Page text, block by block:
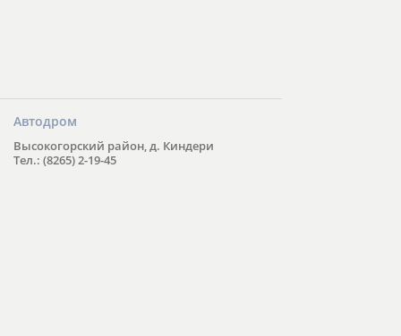
Автодром
Высокогорский район, д. Киндери
Тел.: (8265) 2-19-45